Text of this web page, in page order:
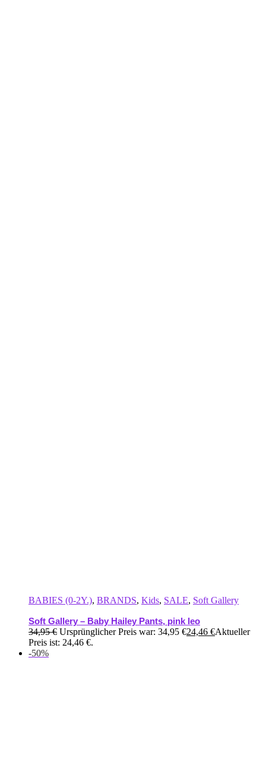
BABIES (0-2Y.), BRANDS, Kids, SALE, Soft Gallery
Soft Gallery – Baby Hailey Pants, pink leo
34,95€ Ursprünglicher Preis war: 34,95 €24,46 €Aktueller
Preis ist: 24,46 €.
-50%